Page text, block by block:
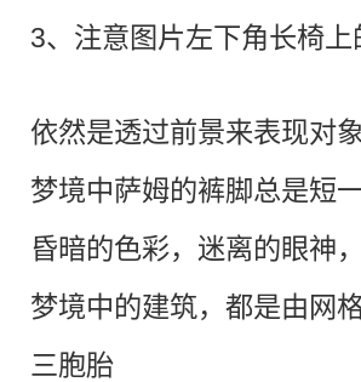
3、注意图片左下角长椅
依然是透过前景来表现
梦境中萨姆的裤脚总是
昏暗的色彩，迷离的眼
梦境中的建筑，都是由
三胞胎